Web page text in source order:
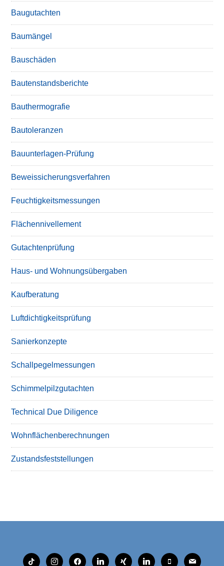
Baugutachten
Baumängel
Bauschäden
Bautenstandsberichte
Bauthermografie
Bautoleranzen
Bauunterlagen-Prüfung
Beweissicherungsverfahren
Feuchtigkeitsmessungen
Flächennivellement
Gutachtenprüfung
Haus- und Wohnungsübergaben
Kaufberatung
Luftdichtigkeitsprüfung
Sanierkonzepte
Schallpegelmessungen
Schimmelpilzgutachten
Technical Due Diligence
Wohnflächenberechnungen
Zustandsfeststellungen
tiktok instagramfacebooklinkedinxing linkedinmobilemail